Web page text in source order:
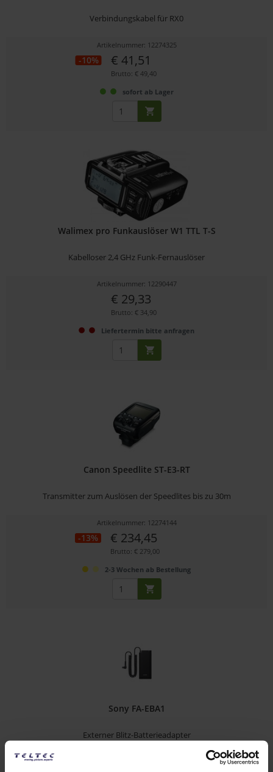
Verbindungskabel für RX0
Artikelnummer: 12274325
-10% € 41,51
Brutto: € 49,40
sofort ab Lager
Walimex pro Funkauslöser W1 TTL T-S
Kabelloser 2,4 GHz Funk-Fernauslöser
Artikelnummer: 12290447
€ 29,33
Brutto: € 34,90
Liefertermin bitte anfragen
Canon Speedlite ST-E3-RT
Transmitter zum Auslösen der Speedlites bis zu 30m
Artikelnummer: 12274144
-13% € 234,45
Brutto: € 279,00
2-3 Wochen ab Bestellung
Sony FA-EBA1
Externer Blitz-Batterieadapter